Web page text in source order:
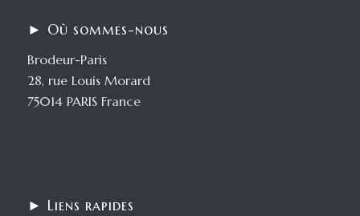
► Où sommes-nous
Brodeur-Paris
28, rue Louis Morard
75014 PARIS France
► Liens rapides